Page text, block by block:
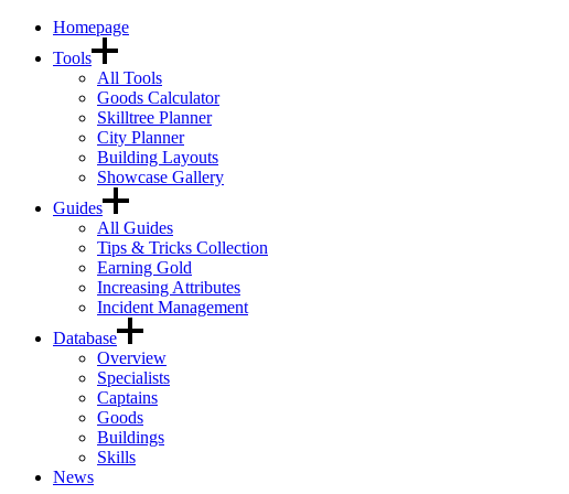
Homepage
Tools
All Tools
Goods Calculator
Skilltree Planner
City Planner
Building Layouts
Showcase Gallery
Guides
All Guides
Tips & Tricks Collection
Earning Gold
Increasing Attributes
Incident Management
Database
Overview
Specialists
Captains
Goods
Buildings
Skills
News